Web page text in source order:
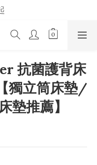
Sale
s a l e
抗菌護背床
獨立筒床墊/
墊推薦】